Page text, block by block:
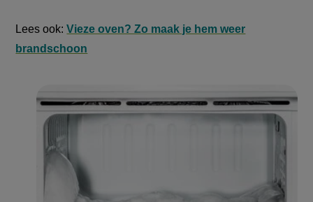
Lees ook:Vieze oven? Zo maak je hem weer
brandschoon